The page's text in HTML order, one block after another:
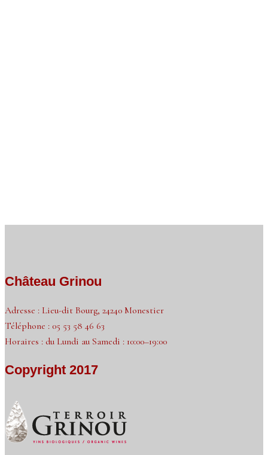
Château Grinou
Adresse : Lieu-dit Bourg, 24240 Monestier
Téléphone : 05 53 58 46 63
Horaires : du Lundi au Samedi : 10:00–19:00
Copyright 2017